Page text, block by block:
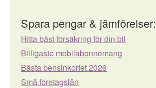
Spara pengar & jämförelser:
Hitta bäst försäkring för din bil
Billigaste mobilabonnemang
Bästa bensinkortet 2026
Små företagslån